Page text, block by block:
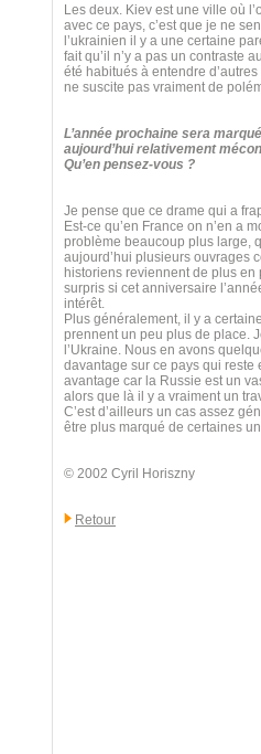
Les deux. Kiev est une ville où
avec ce pays, c’est que je ne
l’ukrainien il y a une certaine
fait qu’il n’y a pas un contraste
été habitués à entendre
ne suscite pas vraiment de
L’année prochaine sera
aujourd’hui relativement
Qu’en pensez-vous ?
Je pense que ce drame qui a
Est-ce qu’en France on n’en a
problème beaucoup plus large,
aujourd’hui plusieurs ouvrages
historiens reviennent de plus
surpris si cet anniversaire
intérêt.
Plus généralement, il y a
prennent un peu plus de place.
l’Ukraine. Nous en avons
davantage sur ce pays qui reste
avantage car la Russie est un
alors que là il y a vraiment un
C’est d’ailleurs un cas assez
être plus marqué de certaines
© 2002 Cyril Horiszny
Retour